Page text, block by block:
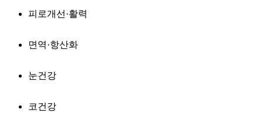
피로개선·활력
면역·항산화
눈건강
코건강